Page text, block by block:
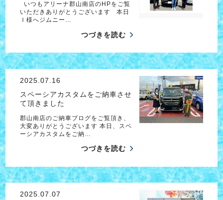
いつもアリーナ郡山南店のHPをご覧
いただきありがとうございます 本日
Ｉ様へジムニー…
つづきを読む
2025.07.16
スペーシアカスタムをご納車させ
て頂きました
郡山南店のご納車ブログをご覧頂き、
大変ありがとうございます 本日、スペ
ーシアカスタムをご納…
つづきを読む
2025.07.07